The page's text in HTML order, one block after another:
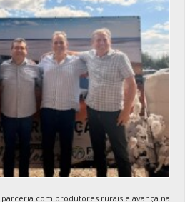
com produtores rurais e avança na